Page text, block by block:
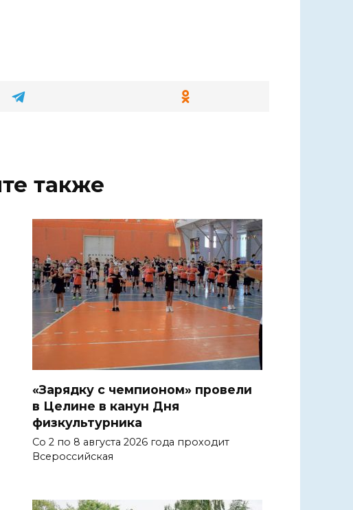
также
«Зарядку с чемпионом» провели
в Целине в канун Дня
физкультурника
Со 2 по 8 августа 2026 года проходит
Всероссийская